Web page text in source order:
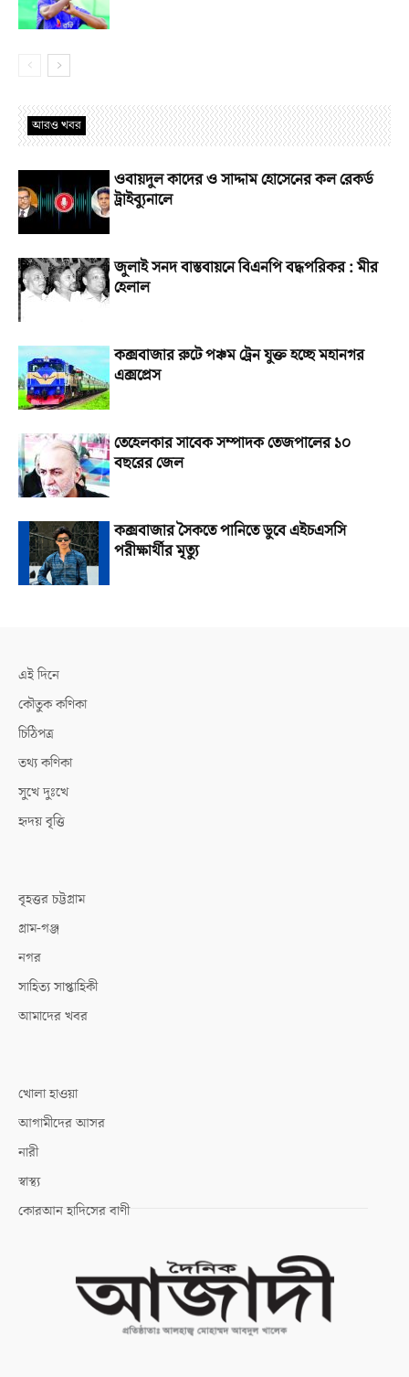
আরও খবর
ওবায়দুল কাদের ও সাদ্দাম হোসেনের কল রেকর্ড
ট্রাইব্যুনালে
জুলাই সনদ বাস্তবায়নে বিএনপি বদ্ধপরিকর : মীর
হেলাল
কক্সবাজার রুটে পঞ্চম ট্রেন যুক্ত হচ্ছে মহানগর
এক্সপ্রেস
তেহেলকার সাবেক সম্পাদক তেজপালের ১০
বছরের জেল
কক্সবাজার সৈকতে পানিতে ডুবে এইচএসসি
পরীক্ষার্থীর মৃত্যু
এই দিনে
কৌতুক কণিকা
চিঠিপত্র
তথ্য কণিকা
সুখে দুঃখে
হৃদয় বৃত্তি
বৃহত্তর চট্টগ্রাম
গ্রাম-গঞ্জ
নগর
সাহিত্য সাপ্তাহিকী
আমাদের খবর
খোলা হাওয়া
আগামীদের আসর
নারী
স্বাস্থ্য
কোরআন হাদিসের বাণী